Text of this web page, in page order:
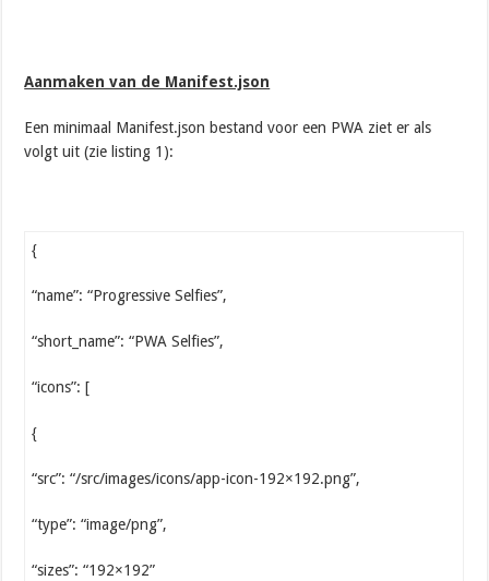
Aanmaken van de Manifest.json
Een minimaal Manifest.json bestand voor een PWA ziet er als
volgt uit (zie listing 1):
{
“name”: “Progressive Selfies”,
“short_name”: “PWA Selfies”,
“icons”: [
{
“src”: “/src/images/icons/app-icon-192×192.png”,
“type”: “image/png”,
“sizes”: “192×192”